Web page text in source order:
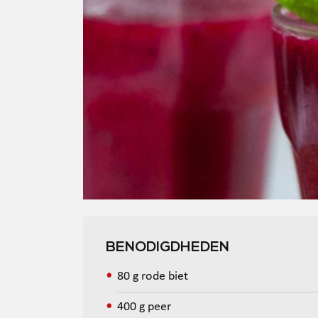
BENODIGDHEDEN
80 g rode biet
400 g peer